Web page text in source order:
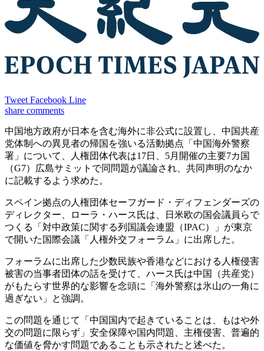
Tweet Facebook Line
share comments
中国地方政府が日本を含む海外に非公式に設置し、中国共産
党体制への異見者の帰国を強いる活動拠点「中国海外警察
署」について、人権団体代表は17日、5月開催の主要7カ国
（G7）広島サミットで同問題が議論され、共同声明のなか
に記載するよう求めた。
スペイン拠点の人権団体セーフガード・ディフェンダーズの
ディレクター、ローラ・ハース氏は、日米欧の国会議員らで
つくる「対中政策に関する列国議会連盟（IPAC）」が東京
で開いた国際会議「人権外交フォーラム」に出席した。
フォーラムに出席した少数民族や香港などにおける人権侵害
被害の当事者団体の話を受けて、ハース氏は中国（共産党）
がもたらす世界的な影響を念頭に「海外警察は氷山の一角に
過ぎない」と強調。
この問題を通じて「中国国内で起きていることは、もはや外
交の問題に限らず」安全保障や国内問題、主権侵害、普遍的
な価値を脅かす問題であることも示されたと述べた。